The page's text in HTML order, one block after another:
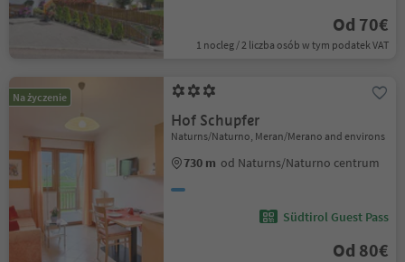
Od 70€
1 nocleg / 2 liczba osób w tym podatek VAT
Na życzenie
Hof Schupfer
Naturns/Naturno, Meran/Merano and environs
730 m od Naturns/Naturno centrum
Südtirol Guest Pass
Od 80€